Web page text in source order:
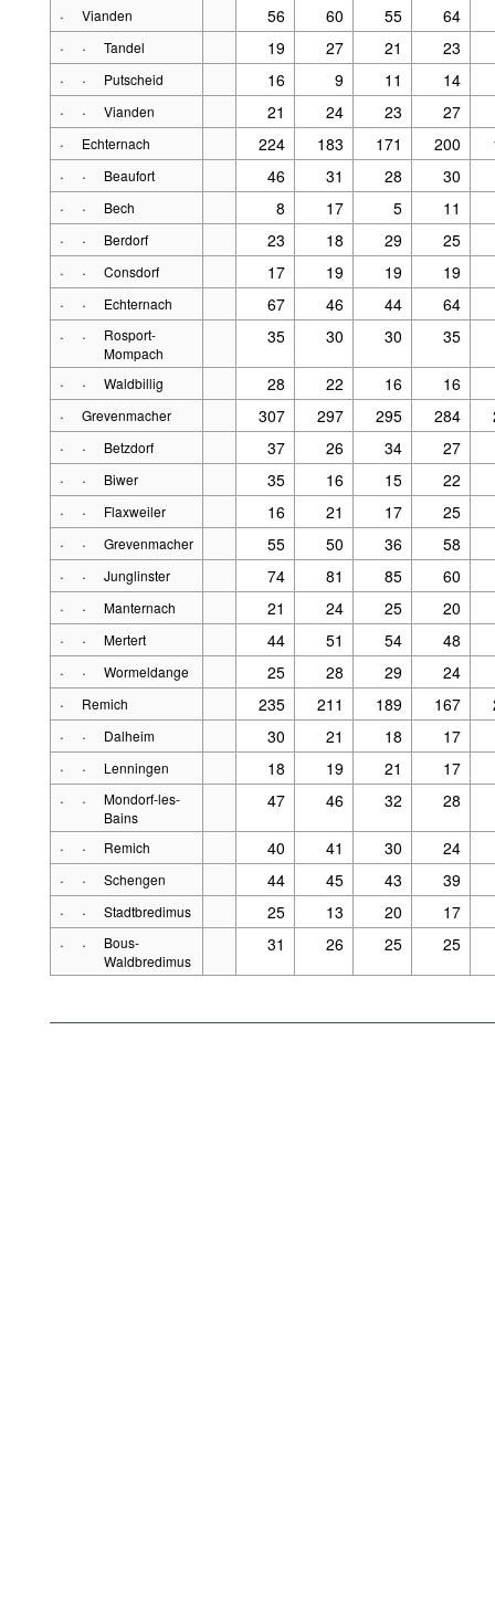
· Vianden 56 60 55
64
· · Tandel 19 27 21
23
· · Putscheid 16 9 11
14
· · Vianden 21 24 23
27
·
Echternach 224 183 171 200
· · Beaufort 46 31 28
30
· · Bech 8 17 5
11
· · Berdorf 23 18 29
25
· · Consdorf 17 19 19
19
· · Echternach 67 46 44
64
· ·
Rosport-
Mompach
35 30 30 35
· · Waldbillig 28 22 16
16
·
Grevenmacher 307 297 295 284
· · Betzdorf 37 26 34
27
· · Biwer 35 16 15
22
· · Flaxweiler 16 21 17
25
· · Grevenmacher 55 50 36
58
· · Junglinster 74 81 85
60
· · Manternach 21 24 25
20
· · Mertert 44 51 54
48
· · Wormeldange 25 28 29
24
·
Remich 235 211 189 167
· · Dalheim 30 21 18
17
· · Lenningen 18 19 21
17
· ·
Mondorf-les-
Bains
47 46 32 28
· · Remich 40 41 30
24
· · Schengen 44 45 43
39
· · Stadtbredimus 25 13 20
17
· ·
Bous-
Waldbredimus
31 26 25 25